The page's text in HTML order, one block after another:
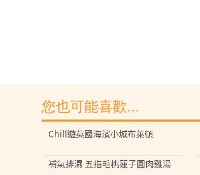
您也可能喜歡...
Chill遊英國海濱小城布萊頓
補氣排濕 五指毛桃蓮子圓肉雞湯